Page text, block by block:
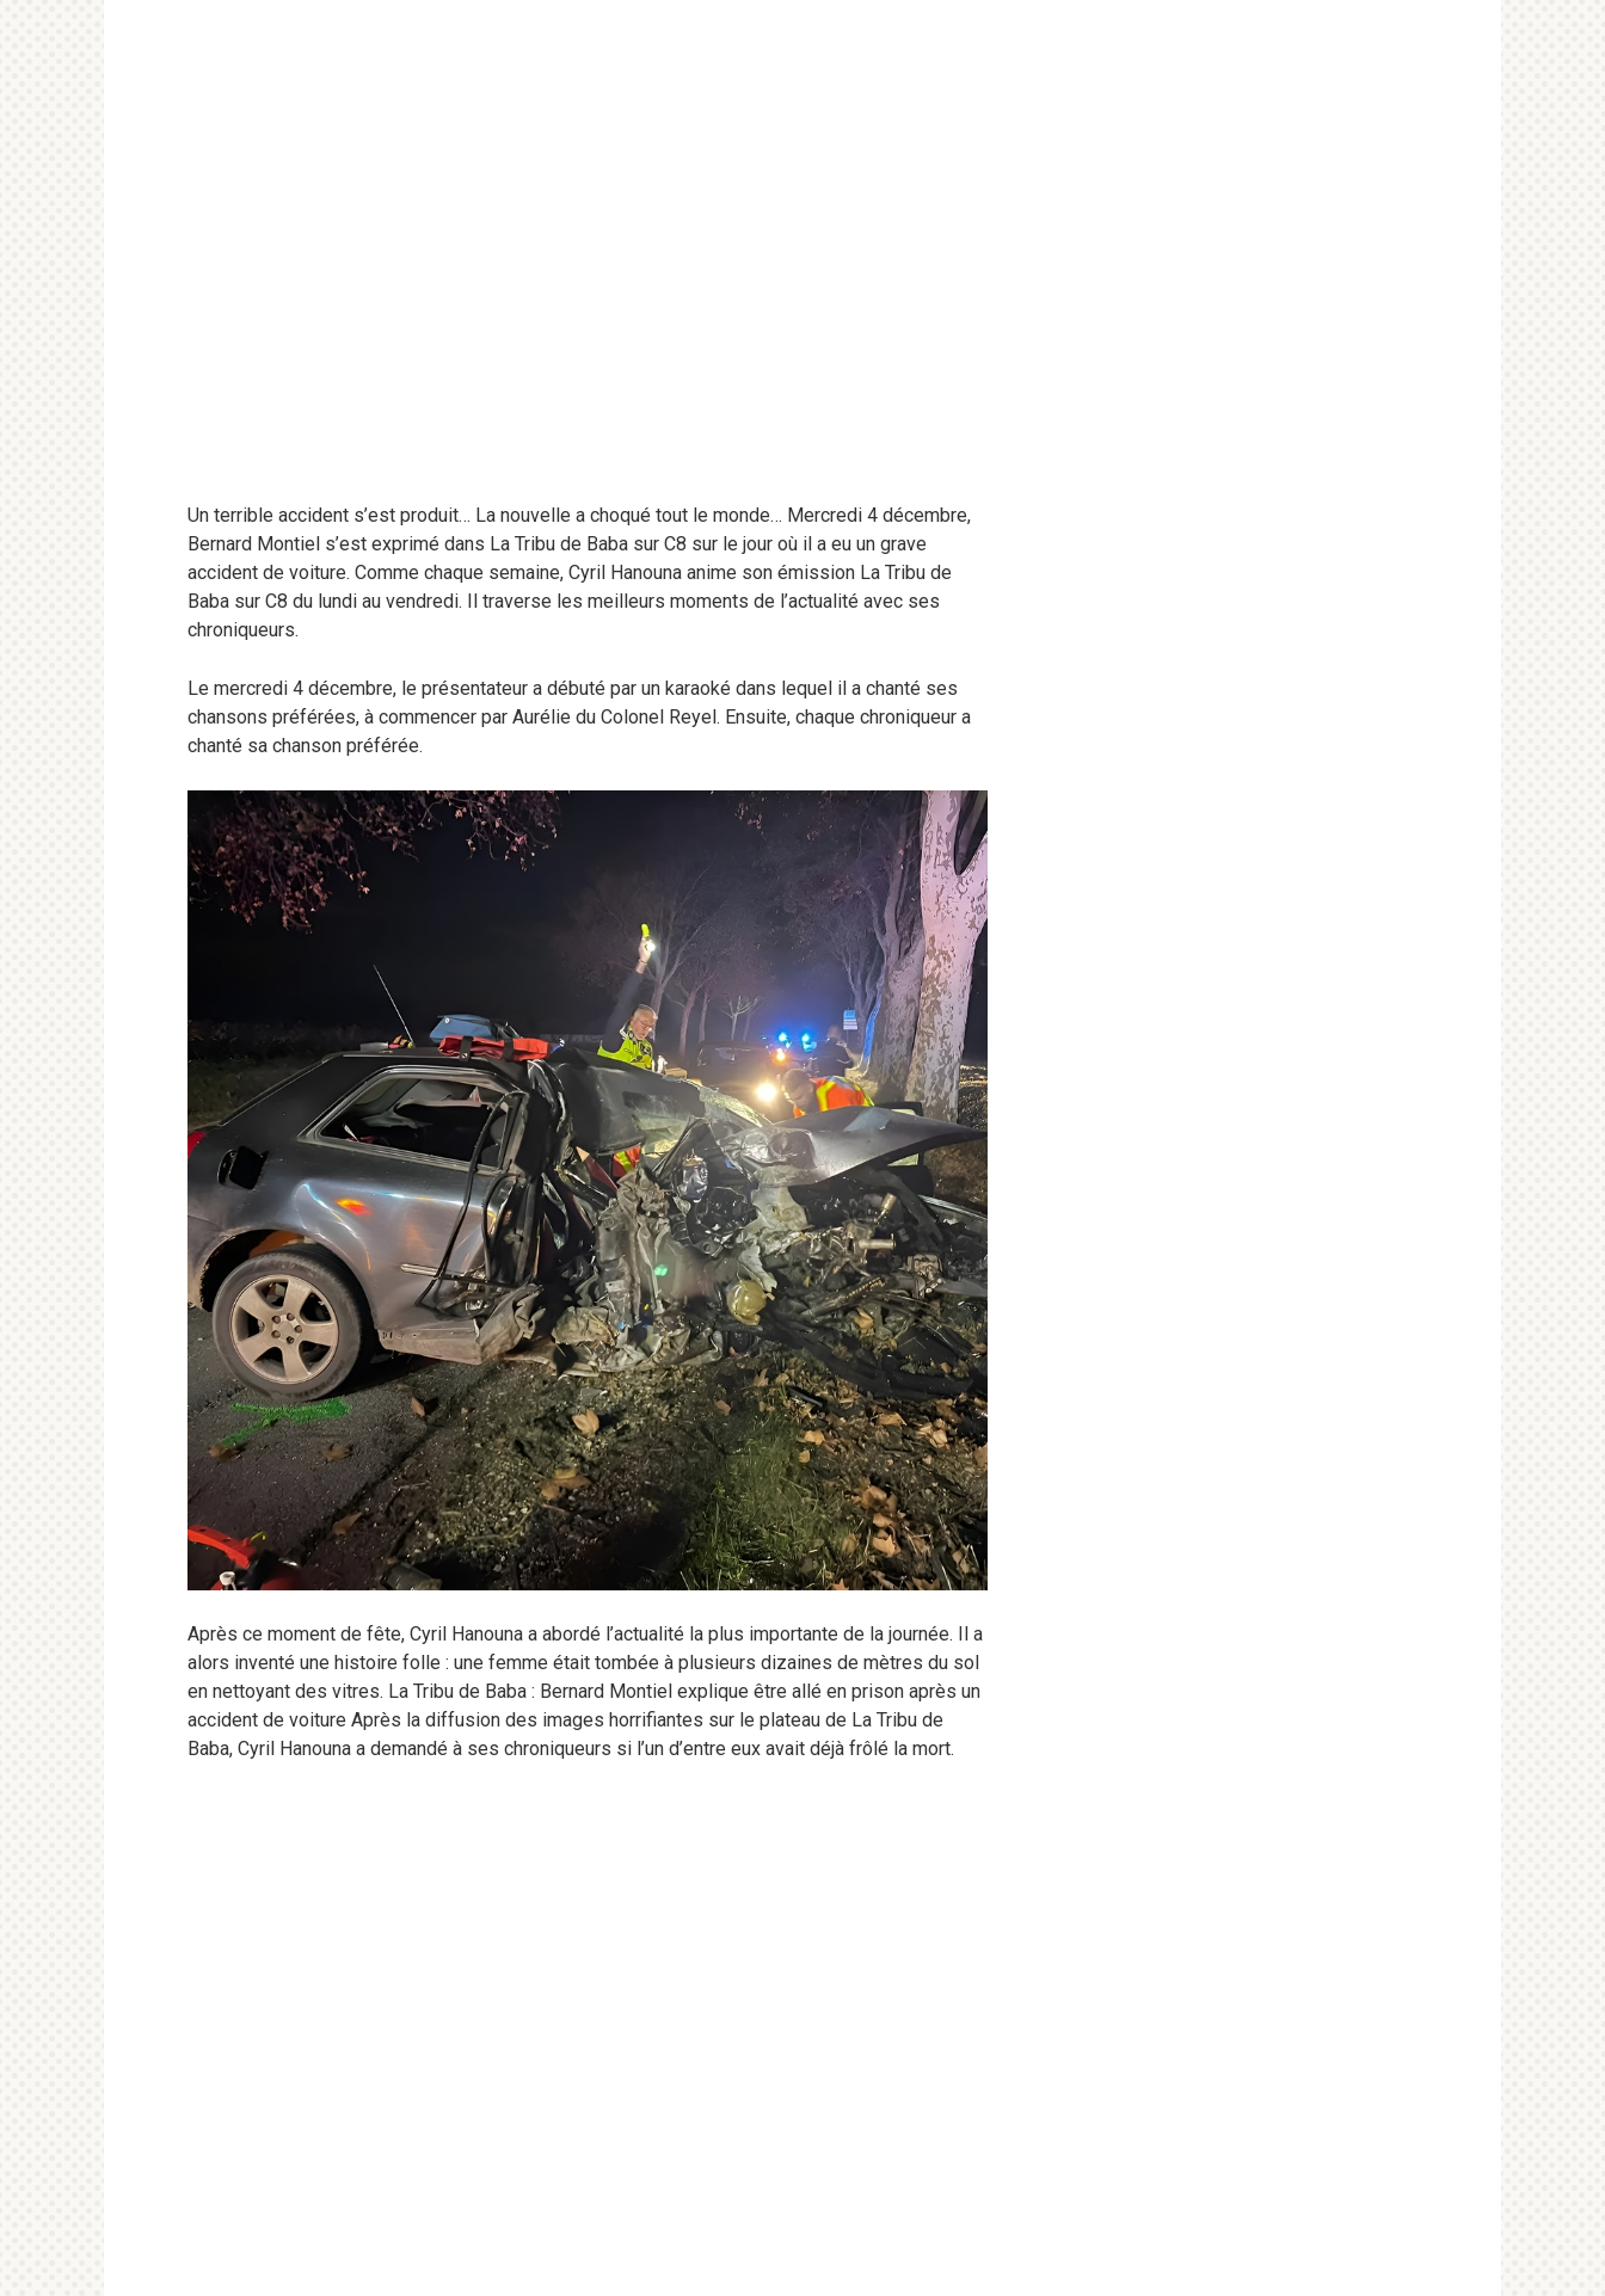
Un terrible accident s’est produit… La nouvelle a choqué tout le monde… Mercredi 4 décembre,
Bernard Montiel s’est exprimé dans La Tribu de Baba sur C8 sur le jour où il a eu un grave
accident de voiture. Comme chaque semaine, Cyril Hanouna anime son émission La Tribu de
Baba sur C8 du lundi au vendredi. Il traverse les meilleurs moments de l’actualité avec ses
chroniqueurs.
Le mercredi 4 décembre, le présentateur a débuté par un karaoké dans lequel il a chanté ses
chansons préférées, à commencer par Aurélie du Colonel Reyel. Ensuite, chaque chroniqueur a
chanté sa chanson préférée.
Après ce moment de fête, Cyril Hanouna a abordé l’actualité la plus importante de la journée. Il a
alors inventé une histoire folle : une femme était tombée à plusieurs dizaines de mètres du sol
en nettoyant des vitres. La Tribu de Baba : Bernard Montiel explique être allé en prison après un
accident de voiture Après la diffusion des images horrifiantes sur le plateau de La Tribu de
Baba, Cyril Hanouna a demandé à ses chroniqueurs si l’un d’entre eux avait déjà frôlé la mort.